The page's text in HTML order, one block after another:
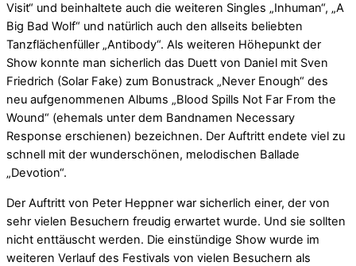
Visit“ und beinhaltete auch die weiteren Singles „Inhuman“, „A
Big Bad Wolf“ und natürlich auch den allseits beliebten
Tanzflächenfüller „Antibody“. Als weiteren Höhepunkt der
Show konnte man sicherlich das Duett von Daniel mit Sven
Friedrich (Solar Fake) zum Bonustrack „Never Enough“ des
neu aufgenommenen Albums „Blood Spills Not Far From the
Wound“ (ehemals unter dem Bandnamen Necessary
Response erschienen) bezeichnen. Der Auftritt endete viel zu
schnell mit der wunderschönen, melodischen Ballade
„Devotion“.
Der Auftritt von Peter Heppner war sicherlich einer, der von
sehr vielen Besuchern freudig erwartet wurde. Und sie sollten
nicht enttäuscht werden. Die einstündige Show wurde im
weiteren Verlauf des Festivals von vielen Besuchern als